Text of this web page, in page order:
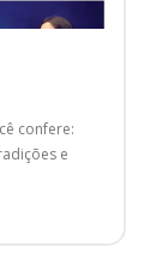
confere:
e